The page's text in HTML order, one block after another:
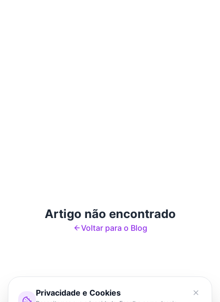
Artigo não encontrado
Voltar para o Blog
Privacidade e Cookies